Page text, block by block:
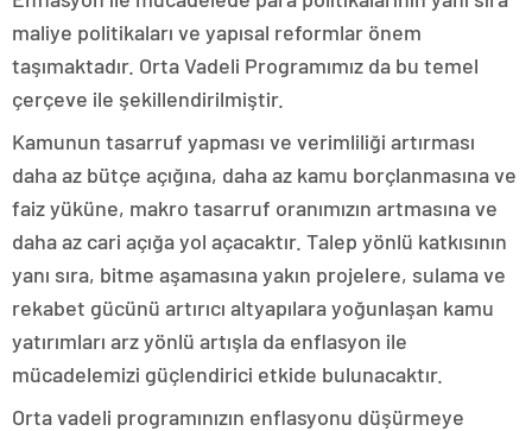
maliye politikaları ve yapısal reformlar önem
taşımaktadır. Orta Vadeli Programımız da bu temel
çerçeve ile şekillendirilmiştir.
Kamunun tasarruf yapması ve verimliliği artırması
daha az bütçe açığına, daha az kamu borçlanmasına ve
faiz yüküne, makro tasarruf oranımızın artmasına ve
daha az cari açığa yol açacaktır. Talep yönlü katkısının
yanı sıra, bitme aşamasına yakın projelere, sulama ve
rekabet gücünü artırıcı altyapılara yoğunlaşan kamu
yatırımları arz yönlü artışla da enflasyon ile
mücadelemizi güçlendirici etkide bulunacaktır.
Orta vadeli programınızın enflasyonu düşürmeye